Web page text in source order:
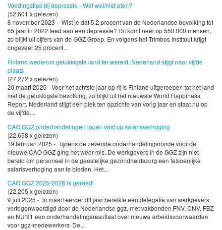
Voedingstips bij depressie - Wat wel/niet eten?
(52,601 x gelezen)
8 november 2023 - Wist je dat 5,2 procent van de Nederlandse bevolking tot
65 jaar in 2022 leed aan een depressie? Dit komt neer op 550.000 mensen,
zo blijkt uit cijfers van de GGZ Groep. En volgens het Trimbos Instituut krijgt
ongeveer 25 procent...
Finland wederom gelukkigste land ter wereld, Nederland stijgt naar vijfde
plaats
(27,272 x gelezen)
20 maart 2025 - Voor het achtste jaar op rij is Finland uitgeroepen tot het land
met de gelukkigste bevolking, zo blijkt uit het nieuwste World Happiness
Report. Nederland stijgt een plek ten opzichte van vorig jaar en staat nu op
de vijfde...
CAO GGZ onderhandelingen lopen vast op salarisverhoging
(22,658 x gelezen)
19 februari 2025 - Tijdens de zevende onderhandelingsronde voor de
nieuwe CAO GGZ ging het weer mis. De werkgevers in de GGZ zijn niet
bereid om personeel in de geestelijke gezondheidszorg een fatsoenlijke
salarisverhoging aan te bieden. Het...
CAO GGZ 2025-2026 is gereed!
(22,205 x gelezen)
9 juli 2025 - In maart eerder dit jaar bereikte een delegatie van werkgevers,
vertegenwoordigd door de Nederlandse ggz, met vakbonden FNV, CNV, FBZ
en NU’91 een onderhandelingsresultaat over nieuwe arbeidsvoorwaarden
voor ggz-medewerkers. De...